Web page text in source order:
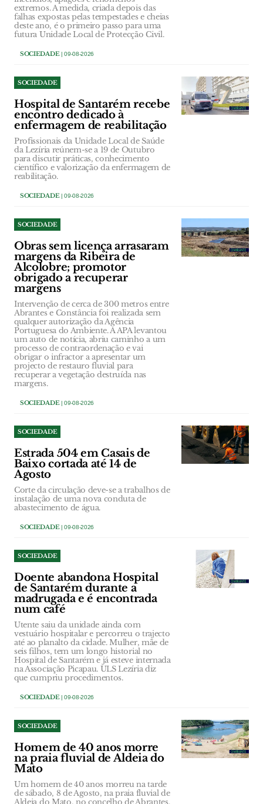
extremos. A medida, criada depois das
falhas expostas pelas tempestades e cheias
deste ano, é o primeiro passo para uma
futura Unidade Local de Protecção Civil.
SOCIEDADE| 09-08-2026
SOCIEDADE
Hospital de Santarém recebe
encontro dedicado à
enfermagem de reabilitação
Profissionais da Unidade Local de Saúde
da Lezíria reúnem-se a 19 de Outubro
para discutir práticas, conhecimento
científico e valorização da enfermagem de
reabilitação.
SOCIEDADE| 09-08-2026
SOCIEDADE
Obras sem licença arrasaram
margens da Ribeira de
Alcolobre; promotor
obrigado a recuperar
margens
Intervenção de cerca de 300 metros entre
Abrantes e Constância foi realizada sem
qualquer autorização da Agência
Portuguesa do Ambiente. A APA levantou
um auto de notícia, abriu caminho a um
processo de contraordenação e vai
obrigar o infractor a apresentar um
projecto de restauro fluvial para
recuperar a vegetação destruída nas
margens.
SOCIEDADE| 09-08-2026
SOCIEDADE
Estrada 504 em Casais de
Baixo cortada até 14 de
Agosto
Corte da circulação deve-se a trabalhos de
instalação de uma nova conduta de
abastecimento de água.
SOCIEDADE| 09-08-2026
SOCIEDADE
Doente abandona Hospital
de Santarém durante a
madrugada e é encontrada
num café
Utente saiu da unidade ainda com
vestuário hospitalar e percorreu o trajecto
até ao planalto da cidade. Mulher, mãe de
seis filhos, tem um longo historial no
Hospital de Santarém e já esteve internada
na Associação Picapau. ULS Lezíria diz
que cumpriu procedimentos.
SOCIEDADE| 09-08-2026
SOCIEDADE
Homem de 40 anos morre
na praia fluvial de Aldeia do
Mato
Um homem de 40 anos morreu na tarde
de sábado, 8 de Agosto, na praia fluvial de